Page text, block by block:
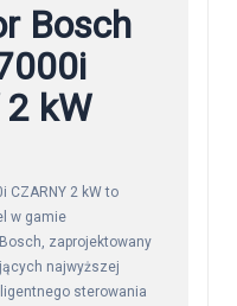
Bosch
2 kW
CZARNY 2 kW to
w gamie
zaprojektowany
najwyższej
sterowania